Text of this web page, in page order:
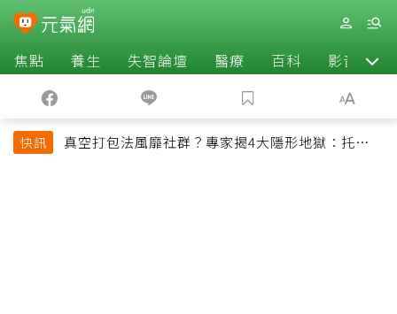
焦點 養生 失智論壇 醫療 百科 影音
快訊
真空打包法風靡社群？專家揭4大隱形地獄：托運恐